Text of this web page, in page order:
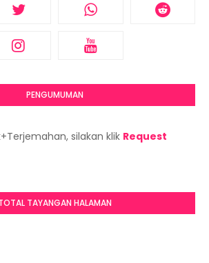
PENGUMUMAN
silakan klik Request
TAYANGAN HALAMAN